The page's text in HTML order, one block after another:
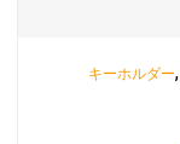
キーホルダー,